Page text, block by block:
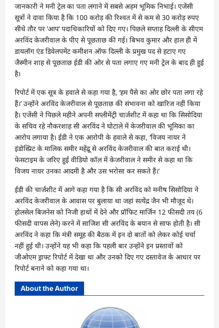
जानकारी ने मनी ट्रेल का पता लगाने में सबसे अहम भूमिक निभाई। एजेंसी
सूत्रों ने दावा किया है कि 100 करोड़ की रिश्वत में से कम से 30 करोड़ रुपए
सीधे तौर पर ‘आप’ पदाधिकारियों को दिए गए। पिछले सप्ताह दिल्ली के सीएम
अरविंद केजरीवाल के पीए से पूछताछ की गई। बिभव कुमार और हाल ही में
डायलॉग एंड डिवेलपमेंट कमीशन ऑफ दिल्ली के प्रमुख पद से हटाए गए
जैस्मीन शाह से पूछताछ ईडी की ओर से पता लगाए गए मनी ट्रेल के बाद ही हुई
है।
रिपोर्ट में एक सूत्र के हवाले से कहा गया है, ‘हम पैसे का ओर छोर पता लगा रहे
हैं।’ उन्होंने अरविंद केजरीवाल से पूछताछ की संभावना को खारिज नहीं किया
है। एजेंसी ने पिछले महीने अपनी सप्लीमेंट्री चार्जशीट में कहा था कि सिसोदिया
के सचिव रहे नौकरशाह सी अरविंद ने घोटाले में केजरीवाल की भूमिका का
आरोप लगाया है। ईडी ने एक आरोपी के हवाले से कहा, ‘विजय नायर ने
इंडोस्प्रिट के मालिक समीर महेंद्रू से अरविंद केजरीवाल की बात कराई थी।
फेसटाइम के जरिए हुई वीडियो कॉल में केजरीवाल ने समीर से कहा था कि
विजय नायर उनका आदमी है और उस भरोसा कर सकते हैं।’
ईडी की चार्जशीट में आगे कहा गया है कि सी अरविंद को मनीष सिसोदिया ने
अरविंद केजरीवाल के आवास पर बुलाया था जहां सत्येंद्र जैन भी मौजूद थे।
होलसेल बिजनेस को निजी हाथों में देने और प्रॉफिट मार्जिन 12 फीसदी तय (6
फीसदी वापस लेने) करने में साजिश सी अरविंद के बयान से साफ होती है। सी
अरविंद ने कहा कि मंत्री समूह की बैठक में इन दो बातों को लेकर कोई चर्चा
नहीं हुई थी। उन्होंने यह भी कहा कि पहली बार उन्होंने इन प्रस्तावों को
जीओएम ड्राफ्ट रिपोर्ट में देखा था और उनको दिए गए दस्तावेज के आधार पर
रिपोर्ट बनाने को कहा गया था।
About the Author